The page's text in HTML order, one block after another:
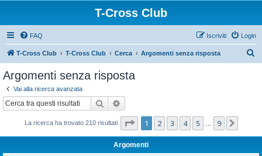
T-Cross Club
FAQ Login
Iscriviti
T-Cross Club T-Cross Club Cerca Argomenti senza risposta
Argomenti senza risposta
Vai alla ricerca avanzata
Cerca
La ricerca ha trovato 210 risultati Pagina di
1 2 3 4 5 9
Argomenti